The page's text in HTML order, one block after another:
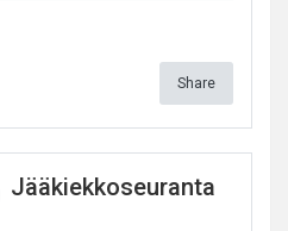
Share
Jääkiekkoseuranta